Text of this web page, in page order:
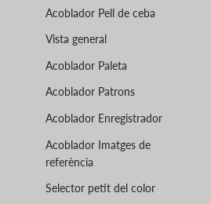
Acoblador Pell de ceba
Vista general
Acoblador Paleta
Acoblador Patrons
Acoblador Enregistrador
Acoblador Imatges de
referència
Selector petit del color